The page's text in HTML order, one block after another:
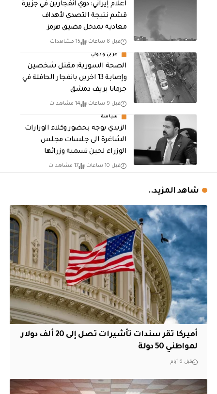
اعلام إيراني: دوي انفجارين في جزيرة
قشم نتيجة التصدي لأهداف
معادية بمدخل مضيق هرمز
قبل 8 ساعات 15 مشاهدات
عربي ودولي
الصحة السورية: مقتل شخصين
وإصابة 13 اخرين بانفجار الحافلة في
جرمانا بريف دمشق
قبل 9 ساعات 14 مشاهدات
سياسة
الزيدي يوجه بحضور وكلاء الوزارات
الشاغرة الى جلسات مجلس
الوزراء لحين تسمية وزرائها
قبل 10 ساعات 17 مشاهدات
شاهد المزيد..
أميركا تقر سندات تأشيرات تصل إلى 20 ألف دولار
لمواطني 50 دولة
قبل 6 أيام